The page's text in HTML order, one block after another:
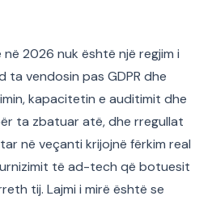
në 2026 nuk është një regjim i
vendosin pas GDPR dhe
kapacitetin e auditimit dhe
ta zbatuar atë, dhe rregullat
në veçanti krijojnë fërkim real
të ad-tech që botuesit
tij. Lajmi i mirë është se